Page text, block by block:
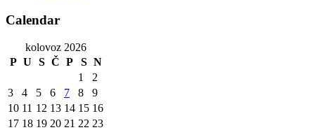
Calendar
kolovoz 2026
P U S Č P S N
1
2
3
4 5 6 7 8
9
10 11 12 13 14 15 16
17 18 19 20 21 22 23